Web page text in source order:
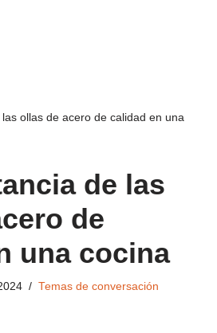
ollas de acero de calidad en una
de las
de
una cocina
Temas de conversación